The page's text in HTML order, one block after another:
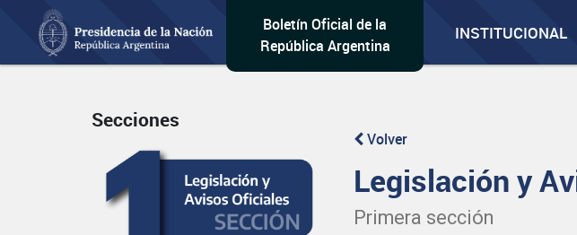
Boletín Oficial de la
República Argentina
INSTITUCIONAL
Secciones
Volver
Legislación y
Primera sección